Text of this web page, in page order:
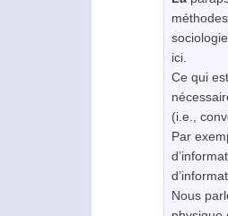
ici.
Ce qui
(i.e.,
Par
Nous